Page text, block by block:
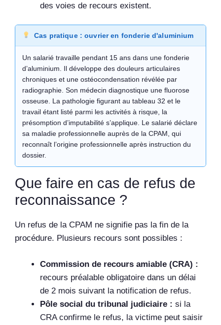
des voies de recours existent.
Cas pratique : ouvrier en fonderie d'aluminium
Un salarié travaille pendant 15 ans dans une fonderie
d’aluminium. Il développe des douleurs articulaires
chroniques et une ostéocondensation révélée par
radiographie. Son médecin diagnostique une fluorose
osseuse. La pathologie figurant au tableau 32 et le
travail étant listé parmi les activités à risque, la
présomption d’imputabilité s’applique. Le salarié déclare
sa maladie professionnelle auprès de la CPAM, qui
reconnaît l’origine professionnelle après instruction du
dossier.
Que faire en cas de refus de
reconnaissance ?
Un refus de la CPAM ne signifie pas la fin de la
procédure. Plusieurs recours sont possibles :
Commission de recours amiable (CRA) :
recours préalable obligatoire dans un délai
de 2 mois suivant la notification de refus.
Pôle social du tribunal judiciaire : si la
CRA confirme le refus, la victime peut saisir